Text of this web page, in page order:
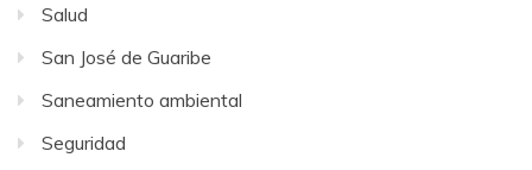
Salud
San José de Guaribe
Saneamiento ambiental
Seguridad